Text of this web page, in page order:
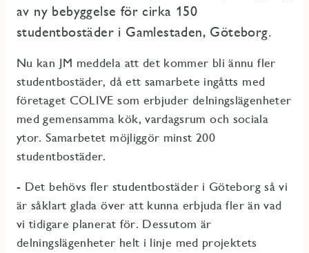
av ny bebyggelse för cirka 150
studentbostäder i Gamlestaden, Göteborg.
Nu kan JM meddela att det kommer bli ännu fler
studentbostäder, då ett samarbete ingåtts med
företaget COLIVE som erbjuder delningslägenheter
med gemensamma kök, vardagsrum och sociala
ytor. Samarbetet möjliggör minst 200
studentbostäder.
- Det behövs fler studentbostäder i Göteborg så vi
är såklart glada över att kunna erbjuda fler än vad
vi tidigare planerat för. Dessutom är
delningslägenheter helt i linje med projektets